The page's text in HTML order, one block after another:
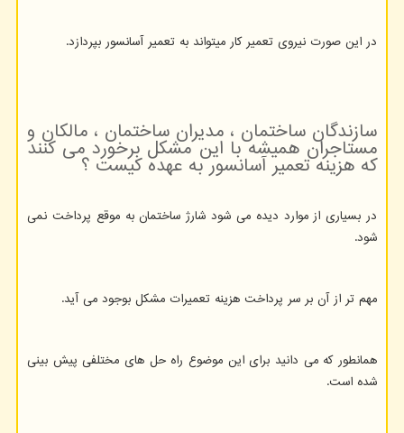
در این صورت نیروی تعمیر کار میتواند به تعمیر آسانسور بپردازد.
سازندگان ساختمان ، مدیران ساختمان ، مالکان و
مستاجران همیشه با این مشکل برخورد می کنند
که هزینه تعمیر آسانسور به عهده کیست ؟
در بسیاری از موارد دیده می شود شارژ ساختمان به موقع پرداخت نمی
شود.
مهم تر از آن بر سر پرداخت هزینه تعمیرات مشکل بوجود می آید.
همانطور که می دانید برای این موضوع راه حل های مختلفی پیش بینی
شده است.